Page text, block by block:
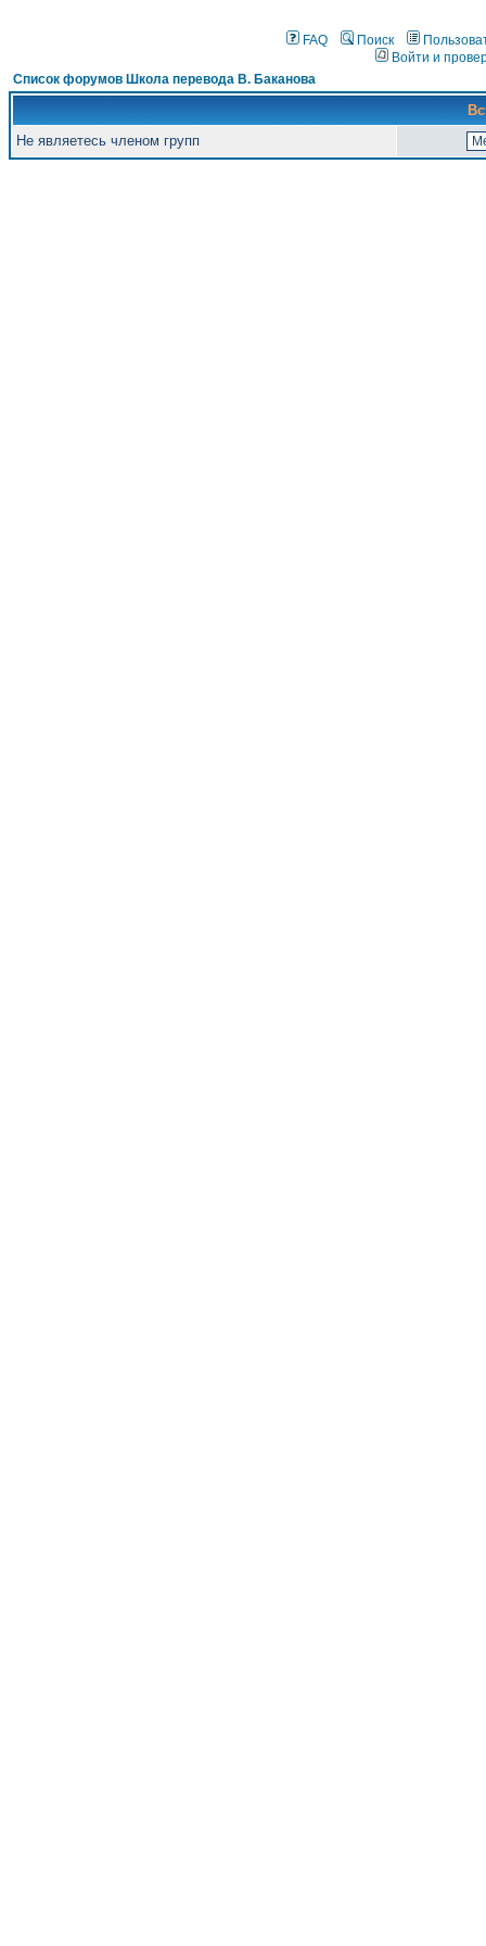
FAQ Поиск
Войти и
Список форумов Школа перевода В. Баканова
Не являетесь членом групп